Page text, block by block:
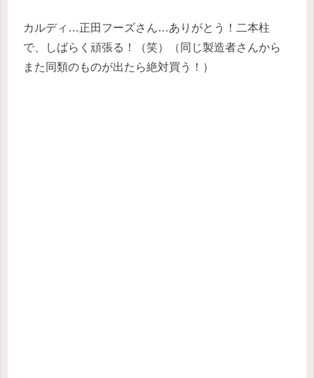
カルディ…正田フーズさん…ありがとう！二本柱
で、しばらく頑張る！（笑）（同じ製造者さんから
また同類のものが出たら絶対買う！）